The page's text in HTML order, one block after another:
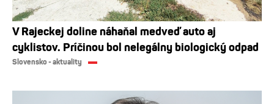
V Rajeckej doline náhaňal medveď auto aj
cyklistov. Príčinou bol nelegálny biologický odpad
Slovensko - aktuality